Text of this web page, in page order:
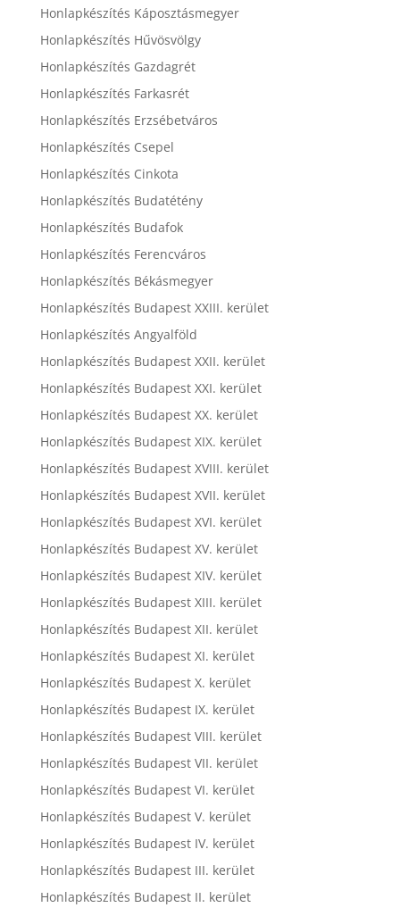
Honlapkészítés Káposztásmegyer
Honlapkészítés Hűvösvölgy
Honlapkészítés Gazdagrét
Honlapkészítés Farkasrét
Honlapkészítés Erzsébetváros
Honlapkészítés Csepel
Honlapkészítés Cinkota
Honlapkészítés Budatétény
Honlapkészítés Budafok
Honlapkészítés Ferencváros
Honlapkészítés Békásmegyer
Honlapkészítés Budapest XXIII. kerület
Honlapkészítés Angyalföld
Honlapkészítés Budapest XXII. kerület
Honlapkészítés Budapest XXI. kerület
Honlapkészítés Budapest XX. kerület
Honlapkészítés Budapest XIX. kerület
Honlapkészítés Budapest XVIII. kerület
Honlapkészítés Budapest XVII. kerület
Honlapkészítés Budapest XVI. kerület
Honlapkészítés Budapest XV. kerület
Honlapkészítés Budapest XIV. kerület
Honlapkészítés Budapest XIII. kerület
Honlapkészítés Budapest XII. kerület
Honlapkészítés Budapest XI. kerület
Honlapkészítés Budapest X. kerület
Honlapkészítés Budapest IX. kerület
Honlapkészítés Budapest VIII. kerület
Honlapkészítés Budapest VII. kerület
Honlapkészítés Budapest VI. kerület
Honlapkészítés Budapest V. kerület
Honlapkészítés Budapest IV. kerület
Honlapkészítés Budapest III. kerület
Honlapkészítés Budapest II. kerület